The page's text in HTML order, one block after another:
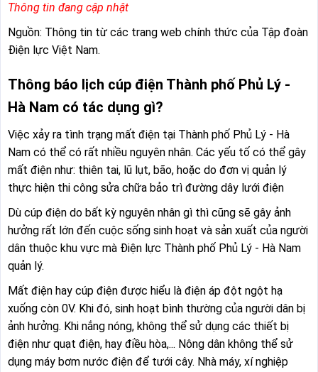
Thông tin đang cập nhật
Nguồn: Thông tin từ các trang web chính thức của Tập đoàn
Điện lực Việt Nam.
Thông báo lịch cúp điện Thành phố Phủ Lý -
Hà Nam có tác dụng gì?
Việc xảy ra tình trạng mất điện tại Thành phố Phủ Lý - Hà
Nam có thể có rất nhiều nguyên nhân. Các yếu tố có thể gây
mất điện như: thiên tai, lũ lụt, bão, hoặc do đơn vị quản lý
thực hiện thi công sửa chữa bảo trì đường dây lưới điện
Dù cúp điện do bất kỳ nguyên nhân gì thì cũng sẽ gây ảnh
hưởng rất lớn đến cuộc sống sinh hoạt và sản xuất của người
dân thuộc khu vực mà Điện lực Thành phố Phủ Lý - Hà Nam
quản lý.
Mất điện hay cúp điện được hiểu là điện áp đột ngột hạ
xuống còn 0V. Khi đó, sinh hoạt bình thường của người dân bị
ảnh hưởng. Khi nắng nóng, không thể sử dụng các thiết bị
điện như quạt điện, hay điều hòa,... Nông dân không thể sử
dụng máy bơm nước điện để tưới cây. Nhà máy, xí nghiệp